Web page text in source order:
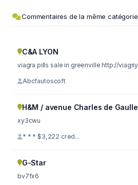
Commentaires de la même catégorie
C&A LYON
Abcfautoscoft
H&M / avenue Charles de Gaulle
xy3cwu
* * * $3,222 cred...
G-Star
bv7fx6